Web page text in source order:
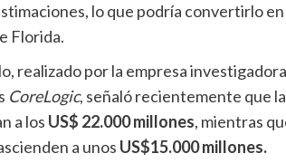
lo que podría convertirlo
Florida.
realizado por la empresa
CoreLogic, señaló recientemente que
a los US$ 22.000 millones, mientras
a unos US$15.000 millones.